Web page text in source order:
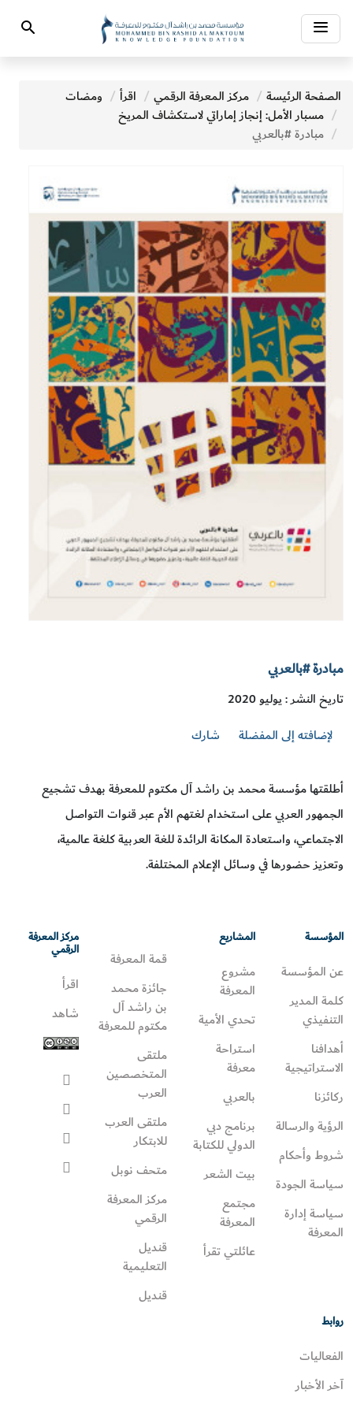
Toggle
navigation
Search
الصفحة الرئيسة مركز المعرفة الرقمي اقرأ
ومضات
مسبار الأمل: إنجاز إماراتي لاستكشاف المريخ
مبادرة #بالعربي
مبادرة #بالعربي
تاريخ النشر : يوليو 2020
لإضافته إلى المفضلة
شارك
أطلقتها مؤسسة محمد بن راشد آل مكتوم للمعرفة بهدف تشجيع
الجمهور العربي على استخدام لغتهم الأم عبر قنوات التواصل
الاجتماعي، واستعادة المكانة الرائدة للغة العربية كلغة عالمية،
وتعزيز حضورها في وسائل الإعلام المختلفة.
المؤسسة
عن المؤسسة
كلمة المدير
التنفيذي
أهدافنا
الاستراتيجية
ركائزنا
الرؤية والرسالة
شروط وأحكام
سياسة الجودة
سياسة إدارة
المعرفة
المشاريع
مشروع
المعرفة
تحدي الأمية
استراحة
معرفة
بالعربي
برنامج دبي
الدولي للكتابة
بيت الشعر
مجتمع
المعرفة
عائلتي تقرأ‎
قمة المعرفة
جائزة محمد
بن راشد آل
مكتوم للمعرفة
ملتقى
المتخصصين
العرب
ملتقى العرب
للابتكار
متحف نوبل
مركز المعرفة
الرقمي
قنديل
التعليمية
قنديل
مركز المعرفة
الرقمي
اقرأ
شاهد
روابط
الفعاليات
آخر الأخبار